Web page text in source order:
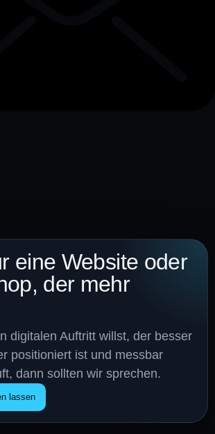
eine Website oder
der mehr
digitalen Auftritt willst, der besser
positioniert ist und messbar
dann sollten wir sprechen.
lassen